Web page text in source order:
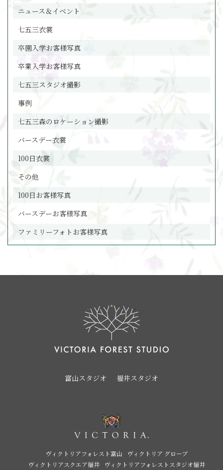
ニュース＆イベント
七五三衣裳
卒園入学お客様写真
卒業入学お客様写真
七五三スタジオ撮影
事例
七五三森のロケーション撮影
バースデー衣裳
100日衣裳
その他
100日お客様写真
バースデーお客様写真
ファミリーフォトお客様写真
富山スタジオ 福井スタジオ
ヴィクトリアフォレスト富山
ヴィクトリア グローブ
ヴィクトリアスクエア福井
ヴィクトリアフォレストスタジオ福井